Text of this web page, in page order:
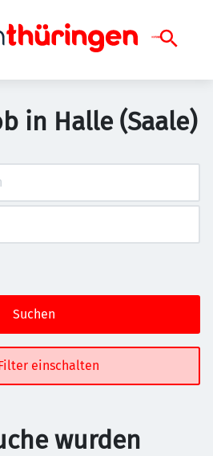
in Halle (Saale)
Suchen
einschalten
wurden